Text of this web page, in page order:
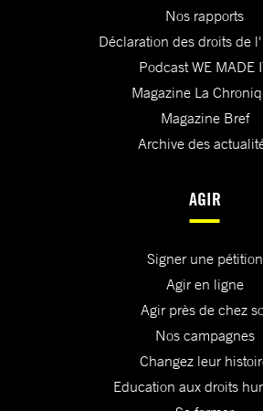
Nos rapports
Déclaration des droits de
Podcast WE MADE
Magazine La
Magazine Bref
Archive des
AGIR
Signer une pétition
Agir en ligne
Agir près de chez
Nos campagnes
Changez leur
Education aux droits